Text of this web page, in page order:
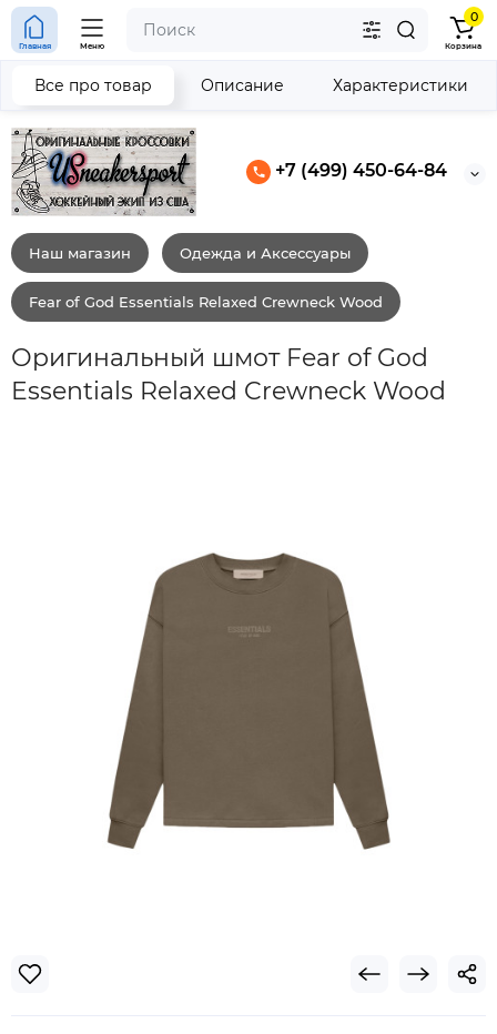
+7 (499) 450-64-84
Главная Меню
0
Корзина
Наш магазин Одежда и Аксессуары
Fear of God Essentials Relaxed Crewneck Wood
Оригинальный шмот Fear of God
Essentials Relaxed Crewneck Wood
Все про товар Описание Характеристики